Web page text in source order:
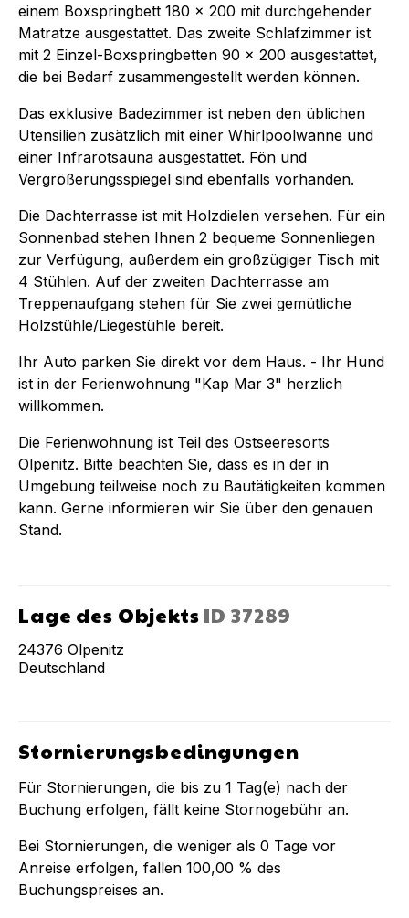
einem Boxspringbett 180 x 200 mit durchgehender
Matratze ausgestattet. Das zweite Schlafzimmer ist
mit 2 Einzel-Boxspringbetten 90 x 200 ausgestattet,
die bei Bedarf zusammengestellt werden können.
Das exklusive Badezimmer ist neben den üblichen
Utensilien zusätzlich mit einer Whirlpoolwanne und
einer Infrarotsauna ausgestattet. Fön und
Vergrößerungsspiegel sind ebenfalls vorhanden.
Die Dachterrasse ist mit Holzdielen versehen. Für ein
Sonnenbad stehen Ihnen 2 bequeme Sonnenliegen
zur Verfügung, außerdem ein großzügiger Tisch mit
4 Stühlen. Auf der zweiten Dachterrasse am
Treppenaufgang stehen für Sie zwei gemütliche
Holzstühle/Liegestühle bereit.
Ihr Auto parken Sie direkt vor dem Haus. - Ihr Hund
ist in der Ferienwohnung "Kap Mar 3" herzlich
willkommen.
Die Ferienwohnung ist Teil des Ostseeresorts
Olpenitz. Bitte beachten Sie, dass es in der in
Umgebung teilweise noch zu Bautätigkeiten kommen
kann. Gerne informieren wir Sie über den genauen
Stand.
Lage des Objekts ID37289
24376 Olpenitz
Deutschland
Stornierungsbedingungen
Für Stornierungen, die bis zu 1 Tag(e) nach der
Buchung erfolgen, fällt keine Stornogebühr an.
Bei Stornierungen, die weniger als 0 Tage vor
Anreise erfolgen, fallen 100,00 % des
Buchungspreises an.